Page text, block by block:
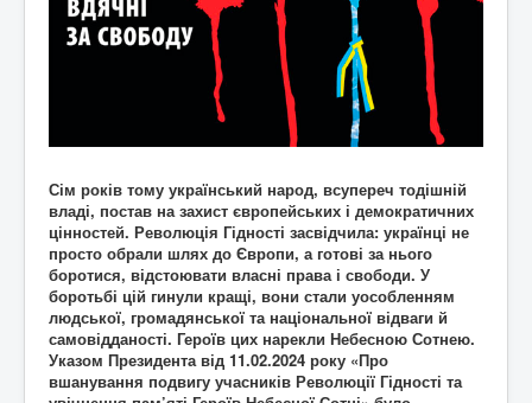
Сім років тому український народ, всупереч тодішній
владі, постав на захист європейських і демократичних
цінностей. Революція Гідності засвідчила: українці не
просто обрали шлях до Європи, а готові за нього
боротися, відстоювати власні права і свободи. У
боротьбі цій гинули кращі, вони стали уособленням
людської, громадянської та націо­нальної відваги й
самовідданості. Героїв цих нарекли Небесною Сотнею.
Указом Президента від 11.02.2024 року «Про
вшанування подвигу учасників Революції Гідності та